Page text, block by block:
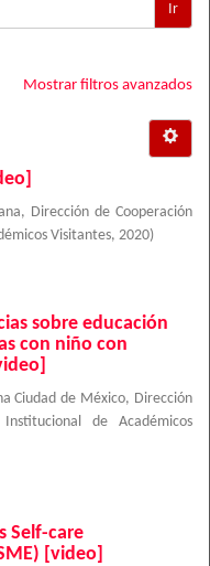
Ir
Mostrar filtros avanzados
Dirección de Cooperación
Visitantes, 2020)
sobre educación
con niño con
Ciudad de México, Dirección
de Académicos
Self-care
[video]